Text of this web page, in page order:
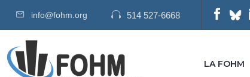
info@fohm.org 514 527-6668
LA FOHM